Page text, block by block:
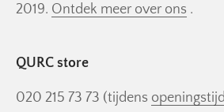
2019. Ontdek meer over ons .
QURC store
020 215 73 73 (tijdens